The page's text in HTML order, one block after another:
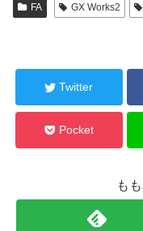
FA GX Works2
Twitter
Pocket
も